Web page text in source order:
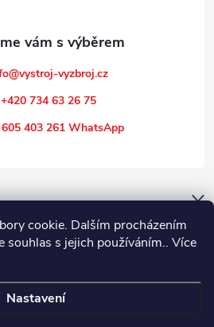
cookie. Dalším procházením
souhlas s jejich používáním.. Více
Nastavení
@vystroj-vyzbroj.cz
+420 734 63 26 75
403 261 WhatsApp